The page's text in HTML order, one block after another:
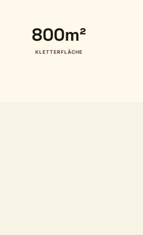
800m²
KLETTERFLÄCHE